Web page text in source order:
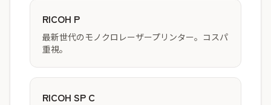
RICOH P
最新世代のモノクロレーザープリンター。コスパ
重視。
RICOH SP C